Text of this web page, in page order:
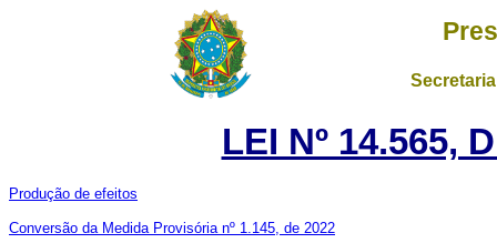
LEI Nº 14.565,
Produção de efeitos
Conversão da Medida Provisória nº 1.145, de 2022